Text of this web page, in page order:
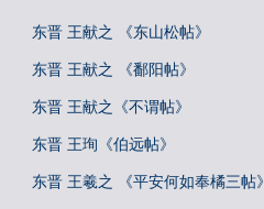
东晋 王献之 《东山松帖》
东晋 王献之 《鄱阳帖》
东晋 王献之《不谓帖》
东晋 王珣《伯远帖》
东晋 王羲之 《平安何如奉橘三帖》